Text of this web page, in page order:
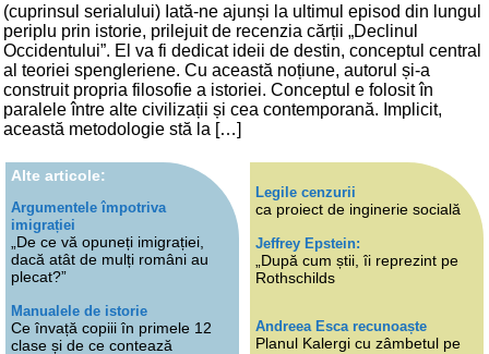
(cuprinsul serialului) Iată-ne ajunși la ultimul episod din lungul
periplu prin istorie, prilejuit de recenzia cărții „Declinul
Occidentului”. El va fi dedicat ideii de destin, conceptul central
al teoriei spengleriene. Cu această noțiune, autorul și-a
construit propria filosofie a istoriei. Conceptul e folosit în
paralele între alte civilizații și cea contemporană. Implicit,
această metodologie stă la […]
Alte articole:
Argumentele împotriva
imigrației
„De ce vă opuneți imigrației,
dacă atât de mulți români au
plecat?”
Manualele de istorie
Ce învață copiii în primele 12
clase și de ce contează
Legile cenzurii
ca proiect de inginerie socială
Jeffrey Epstein:
„După cum știi, îi reprezint pe
Rothschilds
Andreea Esca recunoaște
Planul Kalergi cu zâmbetul pe